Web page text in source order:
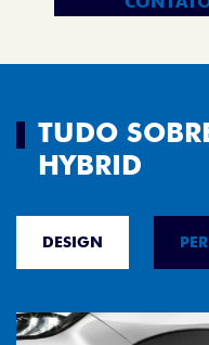
TUDO
HYBRID
DESIGN